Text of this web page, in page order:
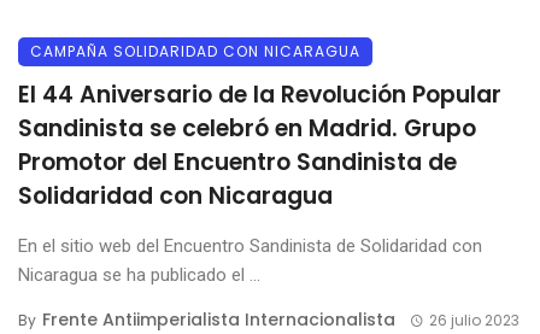
CAMPAÑA SOLIDARIDAD CON NICARAGUA
El 44 Aniversario de la Revolución Popular
Sandinista se celebró en Madrid. Grupo
Promotor del Encuentro Sandinista de
Solidaridad con Nicaragua
En el sitio web del Encuentro Sandinista de Solidaridad con
Nicaragua se ha publicado el ...
By Frente Antiimperialista Internacionalista 26 julio 2023